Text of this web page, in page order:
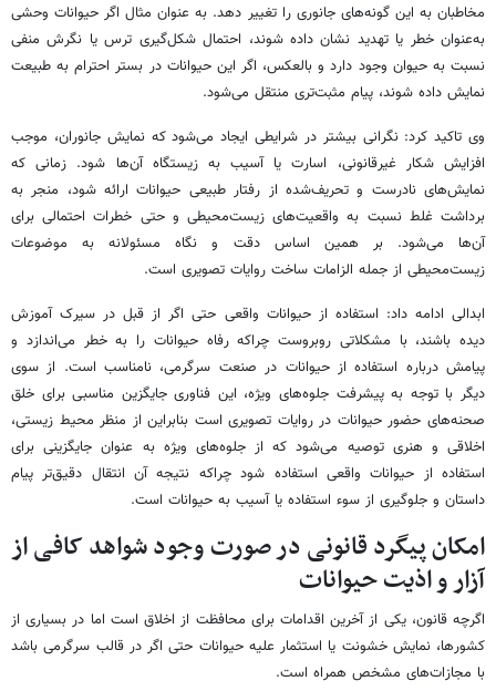
مخاطبان به این گونه‌های جانوری را تغییر دهد. به عنوان مثال اگر حیوانات وحشی
به‌عنوان خطر یا تهدید نشان داده شوند، احتمال شکل‌گیری ترس یا نگرش منفی
نسبت به حیوان وجود دارد و بالعکس، اگر این حیوانات در بستر احترام به طبیعت
نمایش داده شوند، پیام مثبت‌تری منتقل می‌شود.
وی تاکید کرد: نگرانی بیشتر در شرایطی ایجاد می‌شود که نمایش جانوران، موجب
افزایش شکار غیرقانونی، اسارت یا آسیب به زیستگاه آن‌ها شود. زمانی که
نمایش‌های نادرست و تحریف‌شده از رفتار طبیعی حیوانات ارائه شود، منجر به
برداشت‌ غلط نسبت به واقعیت‌های زیست‌محیطی و حتی خطرات احتمالی برای
آن‌ها می‌شود. بر همین اساس دقت و نگاه مسئولانه به موضوعات
زیست‌محیطی از جمله الزامات ساخت روایات تصویری است.
ابدالی ادامه داد: استفاده از حیوانات واقعی حتی اگر از قبل در سیرک آموزش
دیده باشند، با مشکلاتی روبروست چراکه رفاه حیوانات را به خطر می‌اندازد و
پیامش درباره استفاده از حیوانات در صنعت سرگرمی، نامناسب است. از سوی
دیگر با توجه به پیشرفت جلوه‌های ویژه، این فناوری جایگزین مناسبی برای خلق
صحنه‌های حضور حیوانات در روایات تصویری است بنابراین از منظر محیط زیستی،
اخلاقی و هنری توصیه می‌شود که از جلوه‌های ویژه به عنوان جایگزینی برای
استفاده از حیوانات واقعی استفاده شود چراکه نتیجه آن انتقال دقیق‌تر پیام‌
داستان و جلوگیری از سوء استفاده یا آسیب به حیوانات است.
امکان پیگرد قانونی در صورت وجود شواهد کافی از
آزار و اذیت حیوانات
اگرچه قانون، یکی از آخرین اقدامات برای محافظت از اخلاق است اما در بسیاری از
کشورها، نمایش خشونت یا استثمار علیه حیوانات حتی اگر در قالب سرگرمی باشد
با مجازات‌های مشخص همراه است.